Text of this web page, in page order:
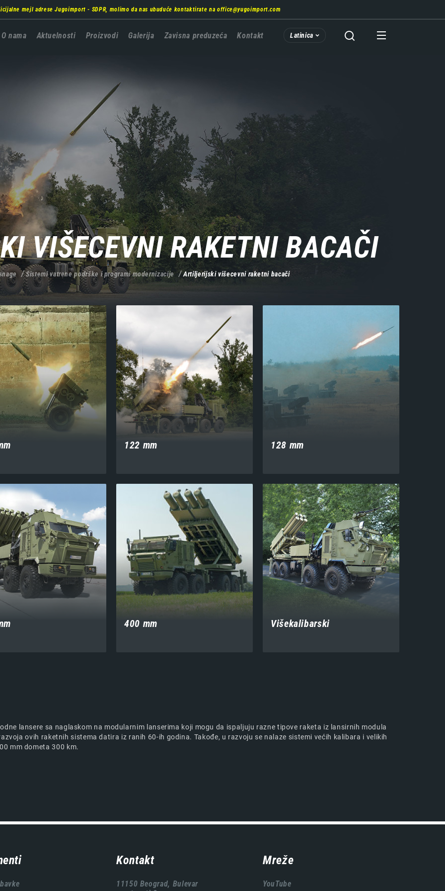
mejl adrese Jugoimport - SDPR, molimo da nas ubuduće kontaktirate na office@yugoimport.com
Главна
O nama Aktuelnosti Proizvodi Galerija Zavisna preduzeća Kontakt Latinica
VIŠECEVNI RAKETNI BACAČI
Sistemi vatrene podrške i programi modernizacije Artiljerijski višecevni raketni bacači
122 mm 128 mm
400 mm Višekalibarski
lansere sa naglaskom na modularnim lanserima koji mogu da ispaljuju razne tipove raketa iz lansirnih modula
ovih raketnih sistema datira iz ranih 60-ih godina. Takođe, u razvoju se nalaze sistemi većih kalibara i velikih
mm dometa 300 km.
Kontakt
11150 Beograd, Bulevar
Mreže
YouTube